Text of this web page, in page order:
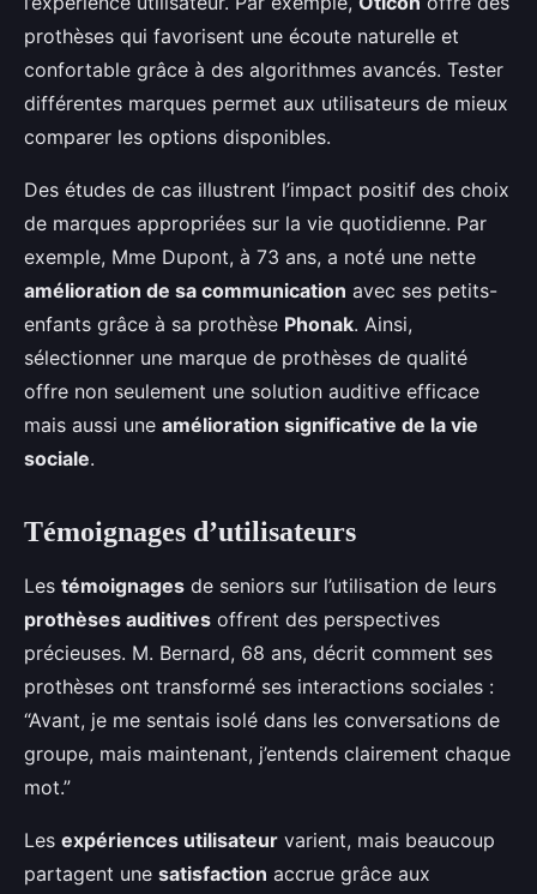
prothèses qui favorisent une écoute naturelle et
confortable grâce à des algorithmes avancés. Tester
différentes marques permet aux utilisateurs de mieux
comparer les options disponibles.
Des études de cas illustrent l’impact positif des choix
de marques appropriées sur la vie quotidienne. Par
exemple, Mme Dupont, à 73 ans, a noté une nette
amélioration de sa communication avec ses petits-
enfants grâce à sa prothèse Phonak. Ainsi,
sélectionner une marque de prothèses de qualité
offre non seulement une solution auditive efficace
mais aussi une amélioration significative de la vie
sociale.
Témoignages d’utilisateurs
Les témoignages de seniors sur l’utilisation de leurs
prothèses auditives offrent des perspectives
précieuses. M. Bernard, 68 ans, décrit comment ses
prothèses ont transformé ses interactions sociales :
“Avant, je me sentais isolé dans les conversations de
groupe, mais maintenant, j’entends clairement chaque
mot.”
Les expériences utilisateur varient, mais beaucoup
partagent une satisfaction accrue grâce aux